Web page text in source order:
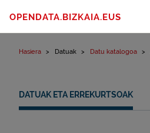
OPENDATA.BIZKAIA.EUS
Hasiera Datuak Datu katalogoa
DATUAK ETA ERREKURTSOAK